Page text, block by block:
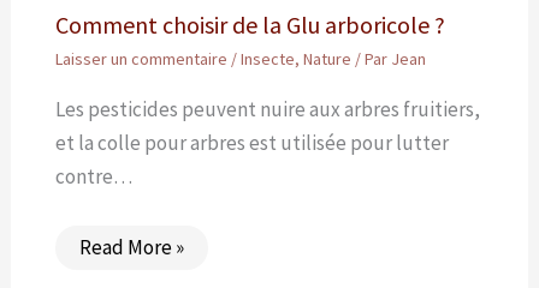
Comment choisir de la Glu arboricole ?
Laisser un commentaire /Insecte, Nature / Par Jean
Les pesticides peuvent nuire aux arbres fruitiers,
et la colle pour arbres est utilisée pour lutter
contre…
Read More »